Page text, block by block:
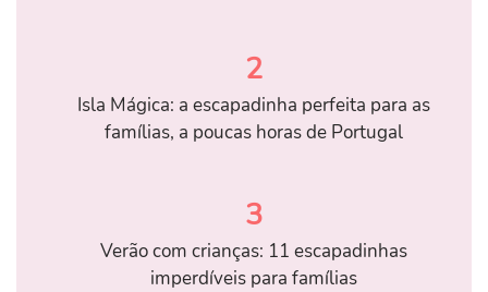
2
Isla Mágica: a escapadinha perfeita para as
famílias, a poucas horas de Portugal
3
Verão com crianças: 11 escapadinhas
imperdíveis para famílias